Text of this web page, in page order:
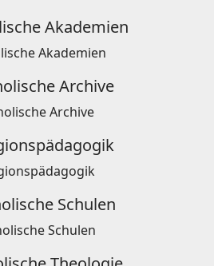
Akademien
Archive
Schulen